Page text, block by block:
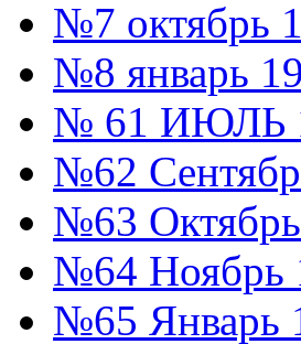
№7 октябрь
№8 январь
№ 61 ИЮЛЬ
№62
№63
№64 Ноябрь
№65 Январь